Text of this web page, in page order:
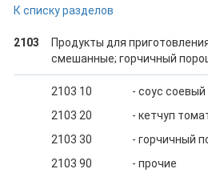
К списку разделов
2103
Продукты для
смешанные; горчичный
2103 10
- соус соевый
2103 20
- кетчуп
2103 30
- горчичный
2103 90
- прочие